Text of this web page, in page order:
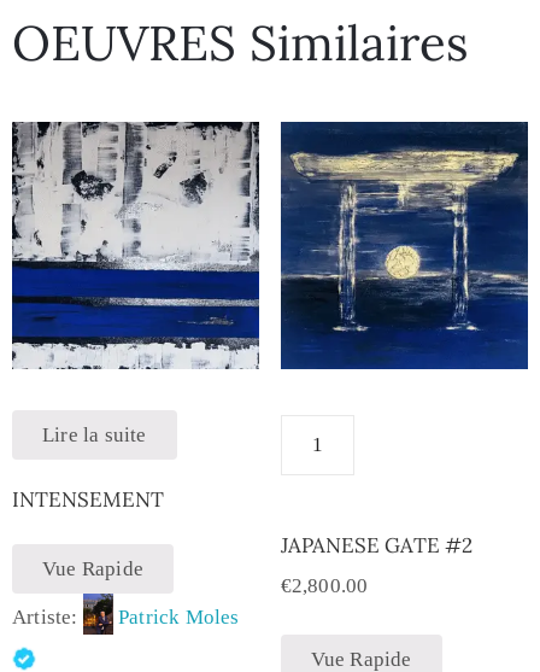
OEUVRES Similaires
Lire la suite
INTENSEMENT
Vue Rapide
Artiste: Patrick Moles
JAPANESE GATE #2
€2,800.00
Vue Rapide